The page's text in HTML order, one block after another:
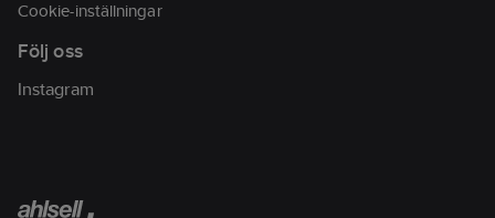
Cookie-inställningar
Följ oss
Instagram